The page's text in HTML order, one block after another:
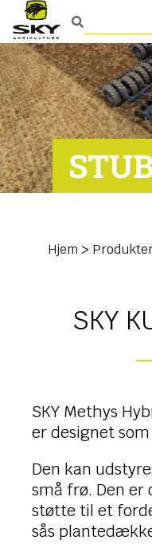
Hjem >
SKY
SKY Methys
er designet
Den kan
små frø. Den er
støtte til et
sås